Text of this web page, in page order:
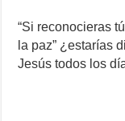
“Si reconocieras
la paz” ¿estarías
Jesús todos los